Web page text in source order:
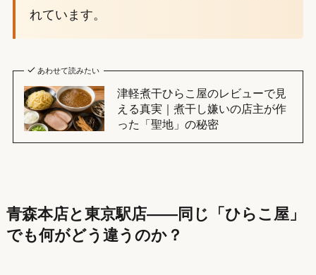
れています。
あわせて読みたい
津軽煮干ひらこ屋のレビューで見
える真実｜煮干し嫌いの店主が作
った「聖地」の秘密
青森本店と東京駅店——同じ「ひらこ屋」
でも何がどう違うのか？